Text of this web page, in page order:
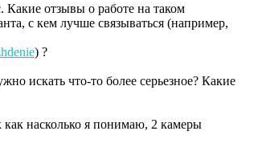
Какие отзывы о работе на таком
с кем лучше связываться (например,
) ?
искать что-то более серьезное? Какие
насколько я понимаю, 2 камеры